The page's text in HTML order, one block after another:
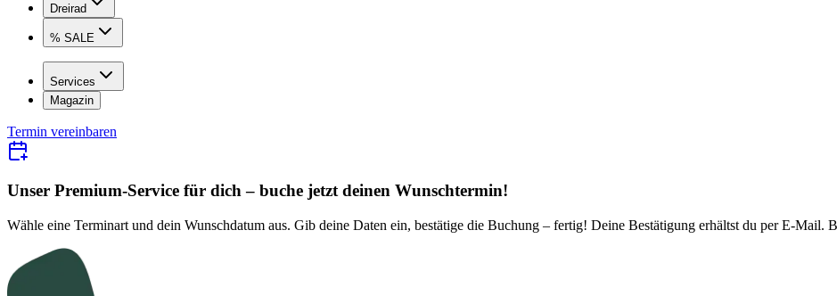
Dreirad
% SALE
Services
Magazin
Termin vereinbaren
Unser Premium-Service für dich – buche jetzt dei nen Wunschtermin!
Wähle eine Terminart und dein Wunschdatum aus. Gib deine Daten ein, bestätige die Buchung – fertig! Deine Bestätigung erhältst du per E-Mail.